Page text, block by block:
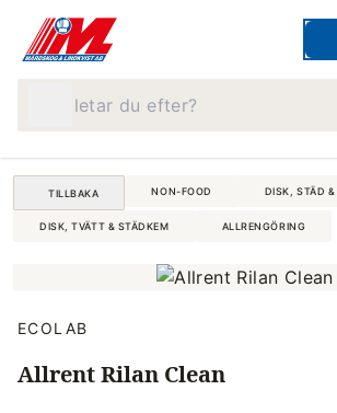
TILLBAKA NON-FOOD DISK, STÄD &
DISK, TVÄTT & STÄDKEM ALLRENGÖRING
ECOLAB
Allrent Rilan Clean